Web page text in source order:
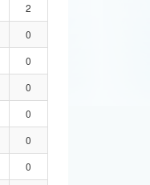
2
0
0
0
0
0
0